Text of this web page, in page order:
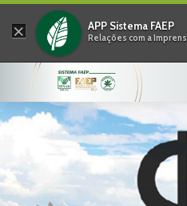
× APP Sistema FAEP
Relações com a